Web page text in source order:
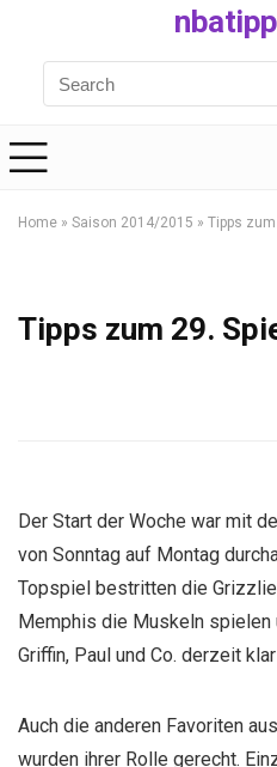
Home » Saison 2014/2015 » Tipps
Tipps zum 29.
Der Start der Woche war mit
von Sonntag auf Montag
Topspiel bestritten die
Memphis die Muskeln
Griffin, Paul und Co. derzeit
Auch die anderen Favoriten
wurden ihrer Rolle gerecht.